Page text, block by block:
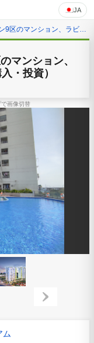
ラビタ ガーデン（外国人購入・投資）
マンション、
・投資）
画像切替
ム
JA